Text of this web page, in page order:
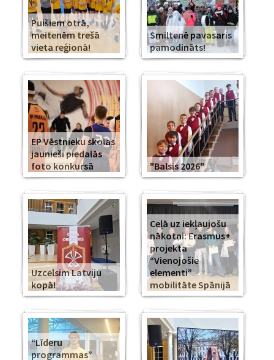
Puišiem otrā,
meitenēm trešā
vieta reģionā!
Smiltenē pavasaris
pamodināts!
EP Vēstnieku skolas
jaunieši piedalās
foto konkursā
"Balsis 2026"
Uzcelsim Latviju
kopā!
Ceļā uz iekļaujošu
nākotni: Erasmus+
projekta
“Vienojošie
elementi”
mobilitāte Spānijā
“Līderu
programmas”